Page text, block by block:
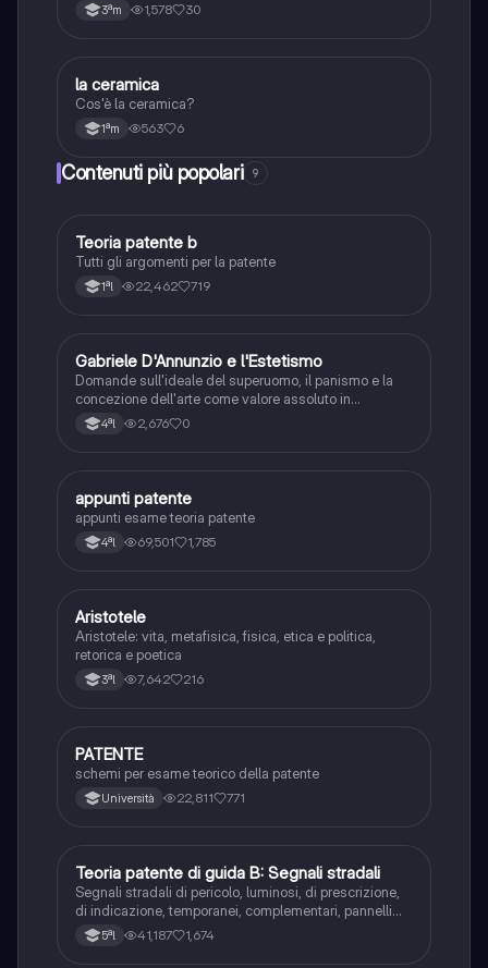
3ªm 1,578 30
LTecnologia
la ceramica
Cos'è la ceramica?
1ªm 563 6
Contenuti più popolari 9
Altro
Teoria patente b
Tutti gli argomenti per la patente
1ªl 22,462 719
GItaliano
Gabriele D'Annunzio e l'Estetismo
Domande sull'ideale del superuomo, il panismo e la
concezione dell'arte come valore assoluto in
D'Annunzio.
4ªl 2,676 0
Altro
appunti patente
appunti esame teoria patente
4ªl 69,501 1,785
Filosofia
Aristotele
Aristotele: vita, metafisica, fisica, etica e politica,
retorica e poetica
3ªl 7,642 216
Altro
PATENTE
schemi per esame teorico della patente
Università 22,811 771
Ed. civ.
Teoria patente di guida B: Segnali stradali
Segnali stradali di pericolo, luminosi, di prescrizione,
di indicazione, temporanei, complementari, pannelli
integrativi, segnaletica orizzontale, segnalazioni
agenti del traffico, distanza di visibilità per l‘arresto,
5ªl 41,187 1,674